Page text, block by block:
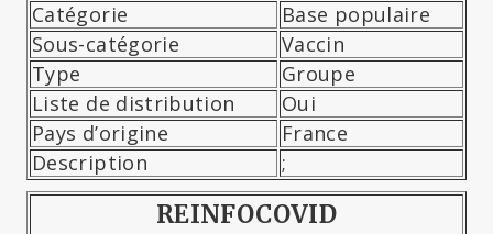
Catégorie
Base populaire
Sous-catégorie
Vaccin
Type
Groupe
Liste de distribution
Oui
Pays d’origine
France
Description
;
REINFOCOVID